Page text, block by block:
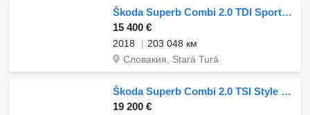
Škoda Superb Combi 2.0 TDI Sportline DSG
15 400 €
2018
203 048 км
Словакия, Stará Turá
Škoda Superb Combi 2.0 TSI Style 4×4 DSG / 206kW / A6 / ZÁRUKA / AJ NA
19 200 €